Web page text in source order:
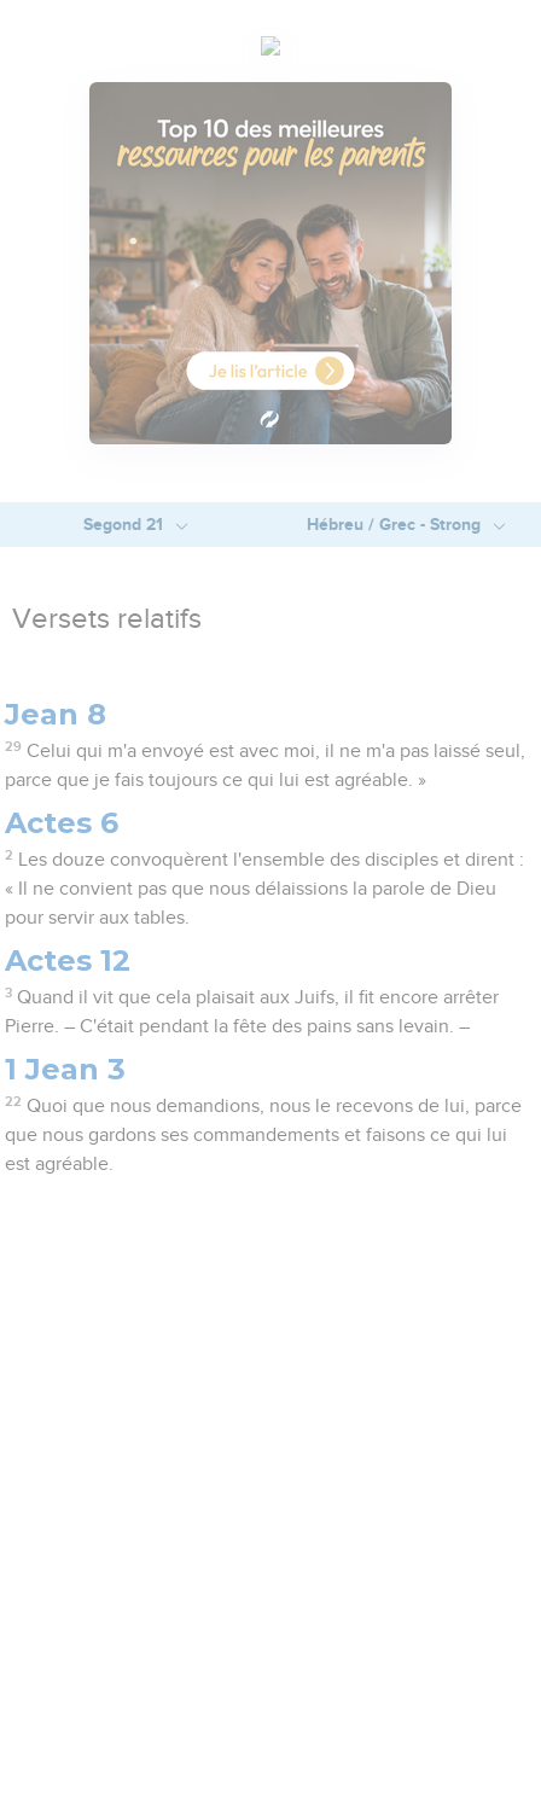
Segond 21 Hébreu / Grec - Strong
Versets relatifs
Jean 8
29 Celui qui m'a envoyé est avec moi, il ne m'a pas laissé seul,
parce que je fais toujours ce qui lui est agréable. »
Actes 6
2
Les douze convoquèrent l'ensemble des disciples et dirent :
« Il ne convient pas que nous délaissions la parole de Dieu
pour servir aux tables.
Actes 12
3 Quand il vit que cela plaisait aux Juifs, il fit encore arrêter
Pierre. – C'était pendant la fête des pains sans levain. –
1 Jean 3
22 Quoi que nous demandions, nous le recevons de lui, parce
que nous gardons ses commandements et faisons ce qui lui
est agréable.